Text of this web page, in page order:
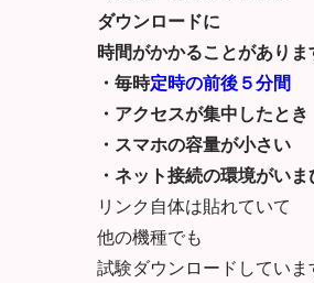
ダウンロードに
時間がかかることがありま
・毎時定時の前後５分間
・アクセスが集中したとき
・スマホの容量が小さい
・ネット接続の環境がい
リンク自体は貼れていて
他の機種でも
試験ダウンロードしていま